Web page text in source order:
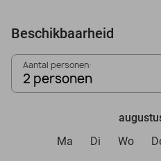
Beschikbaarheid
Aantal personen:
2 personen
Ma
Di Wo